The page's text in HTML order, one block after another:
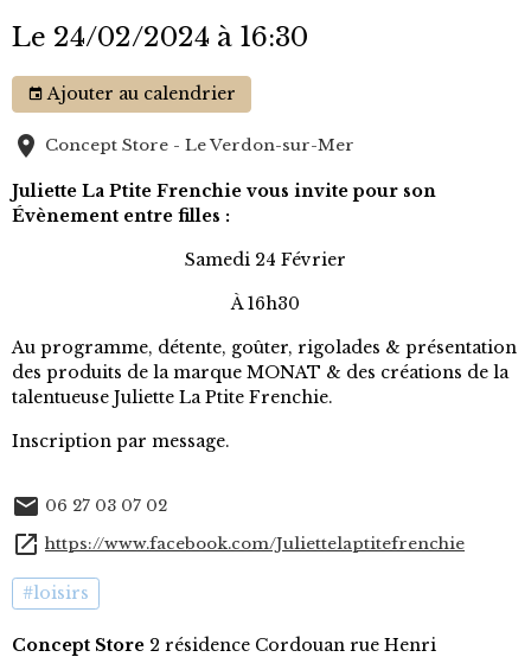
Le 24/02/2024 à 16:30
Ajouter au calendrier
Concept Store - Le Verdon-sur-Mer
Juliette La Ptite Frenchie vous invite pour son
Évènement entre filles :
Samedi 24 Février
À 16h30
Au programme, détente, goûter, rigolades & présentation
des produits de la marque MONAT & des créations de la
talentueuse Juliette La Ptite Frenchie.
Inscription par message.
06 27 03 07 02
https://www.facebook.com/Juliettelaptitefrenchie
#loisirs
Concept Store 2 résidence Cordouan rue Henri